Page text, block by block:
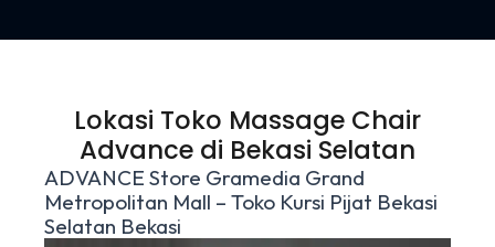
Lokasi Toko Massage Chair
Advance di Bekasi Selatan
ADVANCE Store Gramedia Grand
Metropolitan Mall – Toko Kursi Pijat Bekasi
Selatan Bekasi